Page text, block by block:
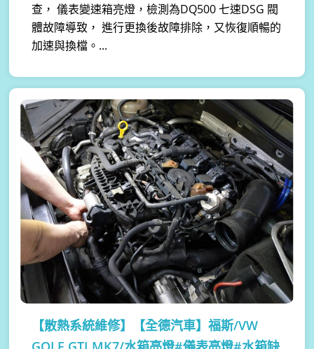
查， 儀表變速箱亮燈，檢測為DQ500 七速DSG 閥
體故障導致， 進行更換後故障排除，又恢復順暢的
加速與換檔。...
【散熱系統維修】
【全德汽車】福斯/VW